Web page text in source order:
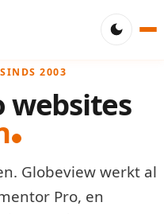
SINDS 2003
websites
Globeview werkt al
Pro, en